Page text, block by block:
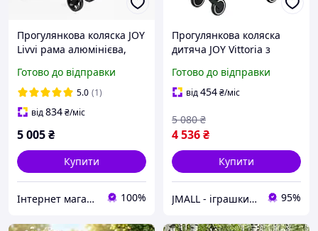
Прогулянкова коляска JOY
Livvi рама алюмінієва,
телескопічна ручка, у
коробці
Готово до відправки
5.0 (1)
від834₴/міс
5 005₴
Купити
Інтернет магазин Baby-joys 100%
Прогулянкова коляска
дитяча JOY Vittoria з
зелений
Готово до відправки
від454₴/міс
4 536₴
5 080 ₴
Купити
JMALL - іграшки та товари для детей 95%